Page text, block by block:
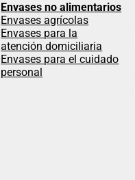
Envases no alimentarios
Envases agrícolas
Envases para la
atención domiciliaria
Envases para el cuidado
personal